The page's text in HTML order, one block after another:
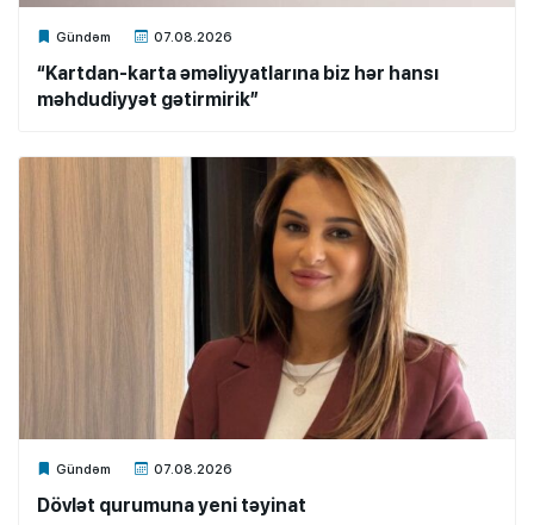
Gündəm 07.08.2026
Xalq.Online
“Kartdan-karta əməliyyatlarına biz hər hansı
məhdudiyyət gətirmirik”
Gündəm 07.08.2026
Xalq.Online
Dövlət qurumuna yeni təyinat